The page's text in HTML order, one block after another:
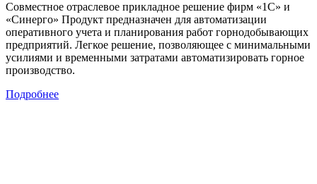
Совместное отраслевое прикладное решение фирм «1С» и
«Синерго» Продукт предназначен для автоматизации
оперативного учета и планирования работ горнодобывающих
предприятий. Легкое решение, позволяющее с минимальными
усилиями и временными затратами автоматизировать горное
производство.
Подробнее